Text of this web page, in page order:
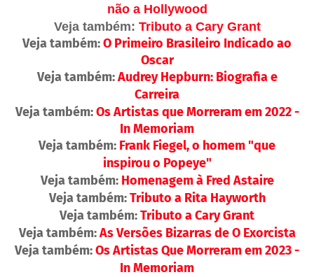
não a Hollywood
Veja também: Tributo a Cary Grant
Veja também:O Primeiro Brasileiro Indicado ao
Oscar
Veja também:Audrey Hepburn: Biografia e
Carreira
Veja também:Os Artistas que Morreram em 2022 -
In Memoriam
Veja também: Frank Fiegel, o homem "que
inspirou o Popeye"
Veja também: Homenagem à Fred Astaire
Veja também:Tributo a Rita Hayworth
Veja também:Tributo a Cary Grant
Veja também:As Versões Bizarras de O Exorcista
Veja também:Os Artistas Que Morreram em 2023 -
In Memoriam